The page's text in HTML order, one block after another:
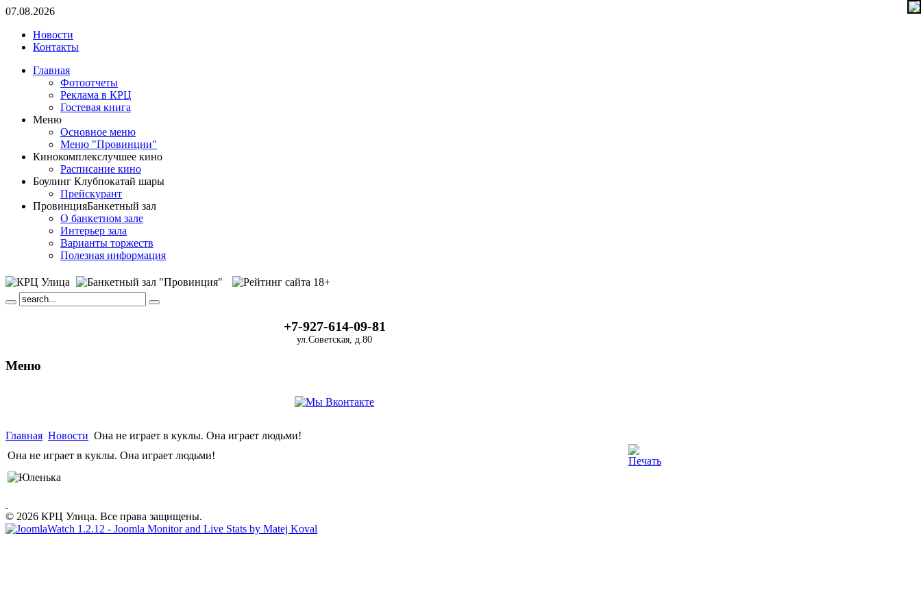
07.08.2026
Новости
Контакты
Главная
Фотоотчеты
Реклама в КРЦ
Гостевая книга
Меню
Основное меню
Меню "Провинции"
Кинокомплекслучшее кино
Расписание кино
Боулинг Клубпокатай шары
Прейскурант
ПровинцияБанкетный зал
О банкетном зале
Интерьер зала
Варианты торжеств
Полезная информация
+7-927-614-09-81
ул.Советская, д.80
Меню
Главная Новости Она не играет в куклы. Она играет людьми!
Она не играет в куклы. Она играет людьми!
© 2026 КРЦ Улица. Все права защищены.